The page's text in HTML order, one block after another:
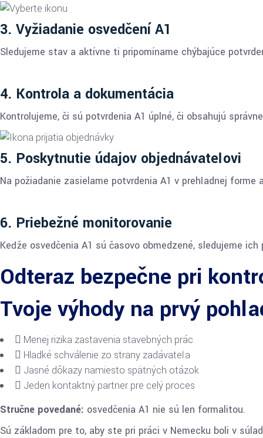
3. Vyžiadanie osvedčení A1
Sledujeme stav a aktívne ti pripomíname chýbajúce
4. Kontrola a dokumentácia
Kontrolujeme, či sú potvrdenia A1 úplné, či obsahujú
5. Poskytnutie údajov objednávateľovi
Na požiadanie zasielame potvrdenia A1 v prehľadnej
6. Priebežné monitorovanie
Keďže osvedčenia A1 sú časovo obmedzené, sledujeme
Odteraz bezpečne pri
Tvoje výhody na prvý
Menej rizika zastavenia stavebných prác
Hladké schválenie zo strany zadávateľa
Jasné dôkazy namiesto spätných otázok
Jeden kontaktný partner pre celý proces
Stručne povedané: osvedčenia A1 nie sú len formalitou.
Sú základom pre to, aby ste pri práci v Nemecku boli v